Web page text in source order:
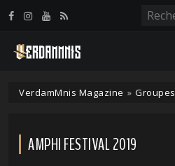
VerdamMnis Magazine » Groupes
AMPHI FESTIVAL 2019
Panneau de gestion des cookies